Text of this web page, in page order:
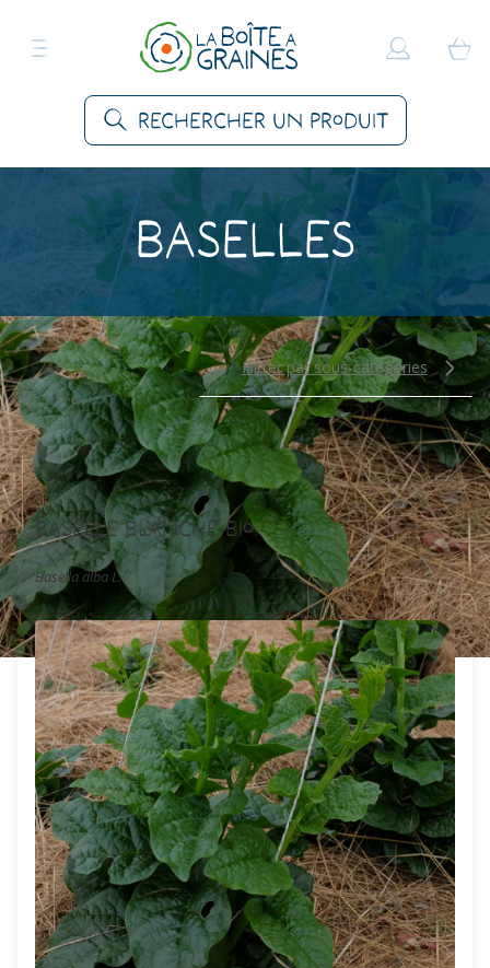
Rechercher un produit
Baselles
Filtrer par sous-catégories
Baselle Blanche Bio
Basella alba L.